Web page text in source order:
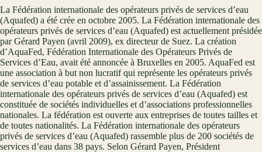
La Fédération internationale des opérateurs privés de services d’eau
(Aquafed) a été crée en octobre 2005. La Fédération internationale des
opérateurs privés de services d’eau (Aquafed) est actuellement présidée
par Gérard Payen (avril 2009), ex directeur de Suez. La création
d’AquaFed, Fédération Internationale des Opérateurs Privés de
Services d’Eau, avait été annoncée à Bruxelles en 2005. AquaFed est
une association à but non lucratif qui représente les opérateurs privés
de services d’eau potable et d’assainissement. La Fédération
internationale des opérateurs privés de services d’eau (Aquafed) est
constituée de sociétés individuelles et d’associations professionnelles
nationales. La fédération est ouverte aux entreprises de toutes tailles et
de toutes nationalités. La Fédération internationale des opérateurs
privés de services d’eau (Aquafed) rassemble plus de 200 sociétés de
services d’eau dans 38 pays. Selon Gérard Payen, Président